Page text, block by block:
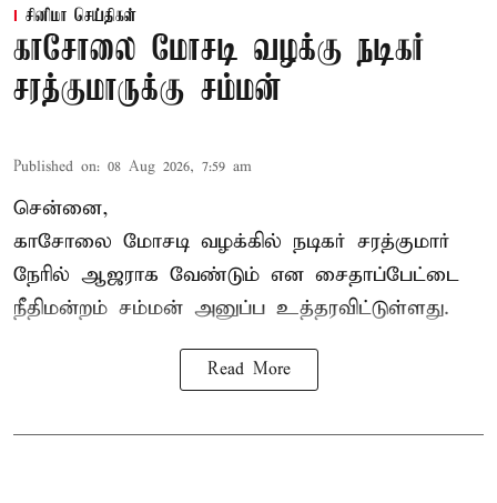
சினிமா செய்திகள்
காசோலை மோசடி வழக்கு நடிகர்
சரத்குமாருக்கு சம்மன்
Published on: 08 Aug 2026, 7:59 am
சென்னை,
காசோலை மோசடி வழக்கில் நடிகர் சரத்குமார்
நேரில் ஆஜராக வேண்டும் என சைதாப்பேட்டை
நீதிமன்றம் சம்மன் அனுப்ப உத்தரவிட்டுள்ளது.
Read More